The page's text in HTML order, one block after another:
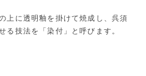
上に透明釉を掛けて焼成し、呉須
る技法を「染付」と呼びます。